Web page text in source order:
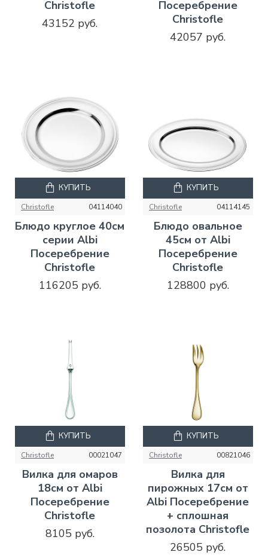
Christofle
43152 руб.
Посеребрение
Christofle
42057 руб.
Christofle 04114040
Блюдо круглое 40см
серии Albi
Посеребрение
Christofle
116205 руб.
КУПИТЬ
Christofle 04114145
Блюдо овальное
45см от Albi
Посеребрение
Christofle
128800 руб.
КУПИТЬ
Christofle 00021047
Вилка для омаров
18см от Albi
Посеребрение
Christofle
8105 руб.
КУПИТЬ
Christofle 00821046
Вилка для
пирожных 17см от
Albi Посеребрение
+ сплошная
позолота Christofle
26505 руб.
КУПИТЬ